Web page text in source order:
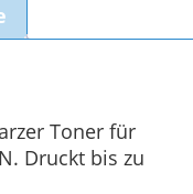
Toner für
Druckt bis zu